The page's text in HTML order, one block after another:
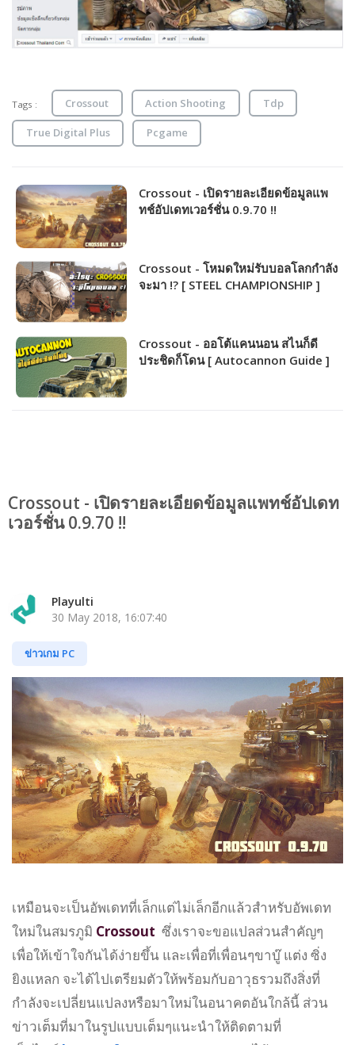
Tags : Crossout Action Shooting Tdp
True Digital Plus Pcgame
Crossout - เปิดรายละเอียดข้อมูลแพ
ทช์อัปเดทเวอร์ชั่น 0.9.70 !!
Crossout - โหมดใหม่รับบอลโลกกำลัง
จะมา !? [ STEEL CHAMPIONSHIP ]
Crossout - ออโต้แคนนอน สไนก็ดี
ประชิดก็โดน [ Autocannon Guide ]
Crossout - เปิดรายละเอียดข้อมูลแพทช์อัปเดท
เวอร์ชั่น 0.9.70 !!
Playulti
30 May 2018, 16:07:40
ข่าวเกม PC
เหมือนจะเป็นอัพเดทที่เล็กแต่ไม่เล็กอีกแล้วสำหรับอัพเดท
ใหม่ในสมรภูมิ Crossout ซึ่งเราจะขอแปลส่วนสำคัญๆ
เพื่อให้เข้าใจกันได้ง่ายขึ้น และเพื่อที่เพื่อนๆขาบู๊ แต่ง ซิ่ง
ยิงแหลก จะได้ไปเตรียมตัวให้พร้อมกับอาวุธรวมถึงสิ่งที่
กำลังจะเปลี่ยนแปลงหรือมาใหม่ในอนาคตอันใกล้นี้ ส่วน
ข่าวเต็มที่มาในรูปแบบเต็มๆแนะนำให้ติดตามที่